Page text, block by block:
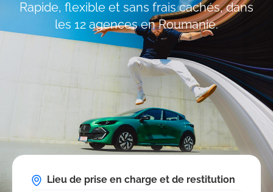
Rapide, flexible et sans frais cachés, dans
les 12 agences en Roumanie.
Lieu de prise en charge et de restitution